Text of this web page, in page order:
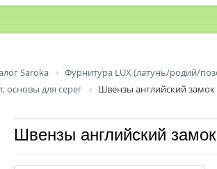
Saroka
Фурнитура LUX (латунь/родий/
основы для серег
Швензы английский
Швензы английский